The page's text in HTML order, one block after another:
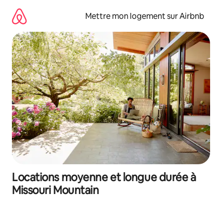
directement
contenu
Mettre mon logement sur Airbnb
Locations moyenne et longue durée à
Missouri Mountain